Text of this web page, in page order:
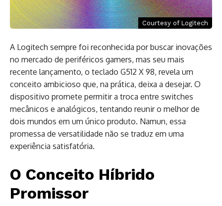
Courtesy of Logitech
A Logitech sempre foi reconhecida por buscar inovações
no mercado de periféricos gamers, mas seu mais
recente lançamento, o teclado G512 X 98, revela um
conceito ambicioso que, na prática, deixa a desejar. O
dispositivo promete permitir a troca entre switches
mecânicos e analógicos, tentando reunir o melhor de
dois mundos em um único produto. Namun, essa
promessa de versatilidade não se traduz em uma
experiência satisfatória.
O Conceito Híbrido
Promissor